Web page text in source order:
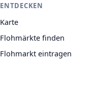
ENTDECKEN
Karte
Flohmärkte finden
Flohmarkt eintragen